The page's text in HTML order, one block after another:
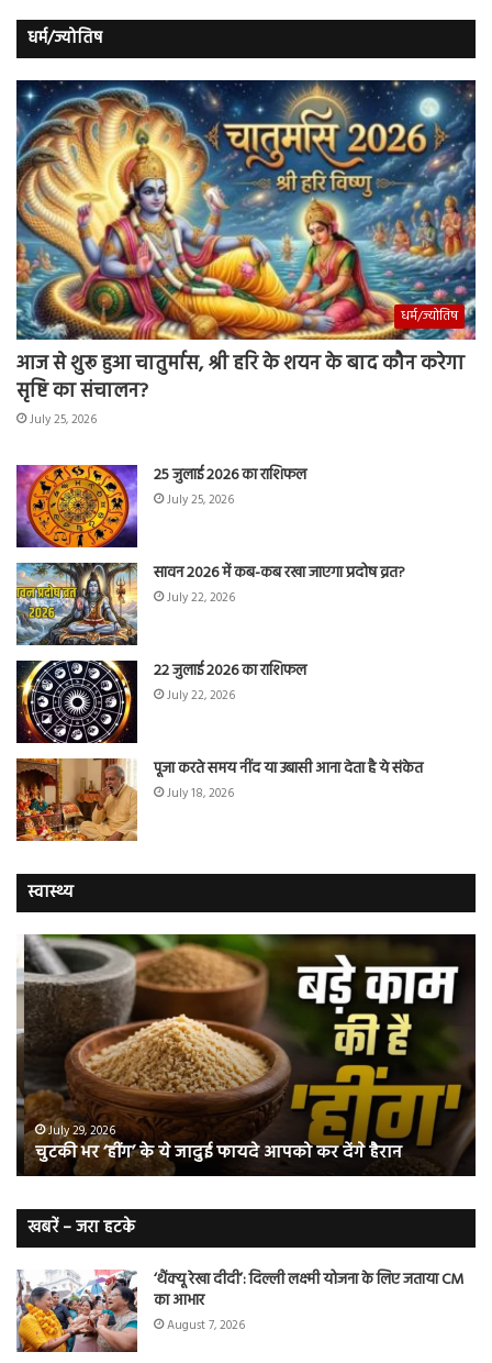
धर्म/ज्योतिष
धर्म/ज्योतिष
आज से शुरू हुआ चातुर्मास, श्री हरि के शयन के बाद कौन करेगा
सृष्टि का संचालन?
July 25, 2026
25 जुलाई 2026 का राशिफल
July 25, 2026
सावन 2026 में कब-कब रखा जाएगा प्रदोष व्रत?
July 22, 2026
22 जुलाई 2026 का राशिफल
July 22, 2026
पूजा करते समय नींद या उबासी आना देता है ये संकेत
July 18, 2026
स्वास्थ्य
चुटकी
भर
‘हींग’
ये
फायदे
आपको
कर
देंगे
हैरान
July 29, 2026
चुटकी भर ‘हींग’ के ये जादुई फायदे आपको कर देंगे हैरान
हो
हैं
खबरें – जरा हटके
‘थैंक्यू रेखा दीदी’: दिल्ली लक्ष्मी योजना के लिए जताया CM
का आभार
August 7, 2026